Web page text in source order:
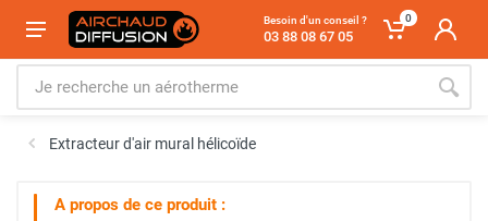
Besoin d'un conseil ?
03 88 08 67 05
0
Extracteur d'air mural hélicoïde
A propos de ce produit :